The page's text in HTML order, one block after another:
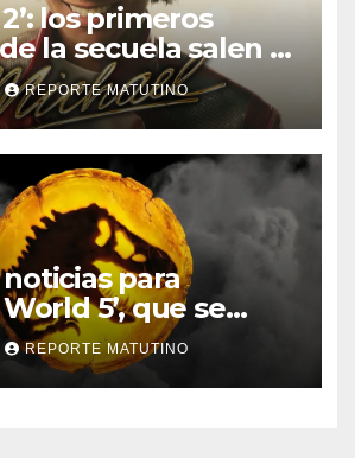
los primeros
la secuela salen a
sabemos cuándo se
REPORTE MATUTINO
para
World 5’, que se
director
REPORTE MATUTINO